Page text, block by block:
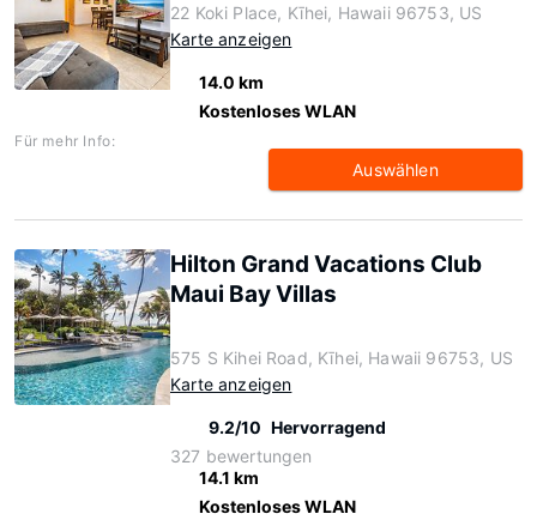
22 Koki Place, Kīhei, Hawaii 96753, US
Karte anzeigen
14.0 km
Kostenloses WLAN
Für mehr Info:
Auswählen
Hilton Grand Vacations Club
Maui Bay Villas
575 S Kihei Road, Kīhei, Hawaii 96753, US
Karte anzeigen
9.2/10 Hervorragend
327 bewertungen
14.1 km
Kostenloses WLAN